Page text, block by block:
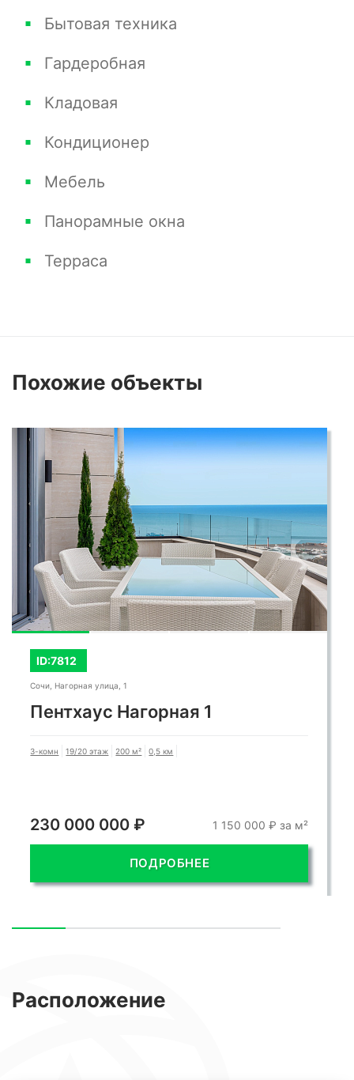
Бытовая техника
Гардеробная
Кладовая
Кондиционер
Мебель
Панорамные окна
Терраса
Похожие объекты
ID:7812
Сочи, Нагорная улица, 1
Пентхаус Нагорная 1
3-комн 19/20 этаж 200 м² 0,5 км
230 000 000 ₽ 1 150 000 ₽ за м²
ПОДРОБНЕЕ
Расположение